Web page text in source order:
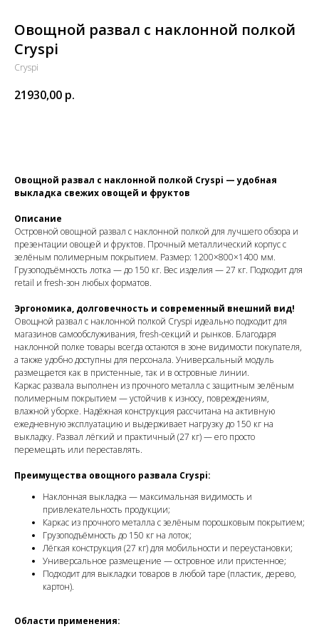
Овощной развал с наклонной полкой
Cryspi
Cryspi
21930,00 р.
Овощной развал с наклонной полкой Cryspi — удобная
выкладка свежих овощей и фруктов
Описание
Островной овощной развал с наклонной полкой для лучшего обзора и
презентации овощей и фруктов. Прочный металлический корпус с
зелёным полимерным покрытием. Размер: 1200×800×1400 мм.
Грузоподъёмность лотка — до 150 кг. Вес изделия — 27 кг. Подходит для
retail и fresh-зон любых форматов.
Эргономика, долговечность и современный внешний вид!
Овощной развал с наклонной полкой Cryspi идеально подходит для
магазинов самообслуживания, fresh-секций и рынков. Благодаря
наклонной полке товары всегда остаются в зоне видимости покупателя,
а также удобно доступны для персонала. Универсальный модуль
размещается как в пристенные, так и в островные линии.
Каркас развала выполнен из прочного металла с защитным зелёным
полимерным покрытием — устойчив к износу, повреждениям,
влажной уборке. Надёжная конструкция рассчитана на активную
ежедневную эксплуатацию и выдерживает нагрузку до 150 кг на
выкладку. Развал лёгкий и практичный (27 кг) — его просто
перемещать или переставлять.
Преимущества овощного развала Cryspi:
Наклонная выкладка — максимальная видимость и
привлекательность продукции;
Каркас из прочного металла с зелёным порошковым покрытием;
Грузоподъёмность до 150 кг на лоток;
Лёгкая конструкция (27 кг) для мобильности и переустановки;
Универсальное размещение — островное или пристенное;
Подходит для выкладки товаров в любой таре (пластик, дерево,
картон).
Области применения: